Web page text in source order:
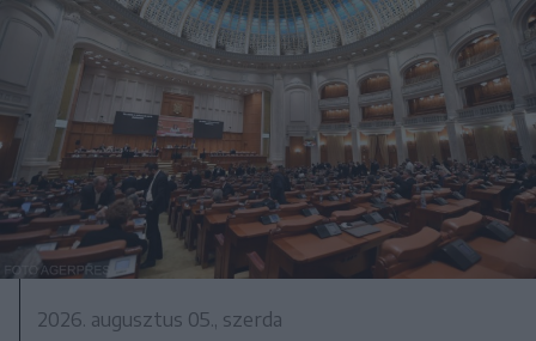
2026. augusztus 05., szerda